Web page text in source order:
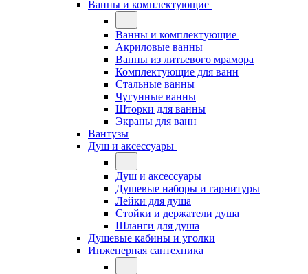
Ванны и комплектующие
Ванны и комплектующие
Акриловые ванны
Ванны из литьевого мрамора
Комплектующие для ванн
Стальные ванны
Чугунные ванны
Шторки для ванны
Экраны для ванн
Вантузы
Душ и аксессуары
Душ и аксессуары
Душевые наборы и гарнитуры
Лейки для душа
Стойки и держатели душа
Шланги для душа
Душевые кабины и уголки
Инженерная сантехника